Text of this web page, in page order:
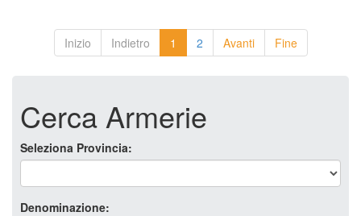
Inizio Indietro 1 2 Avanti Fine
Cerca Armerie
Seleziona Provincia:
Denominazione: